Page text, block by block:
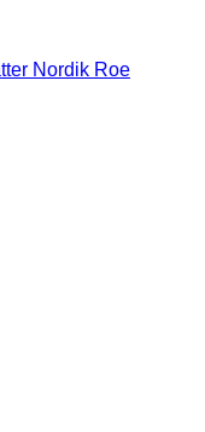
Nordik Roe